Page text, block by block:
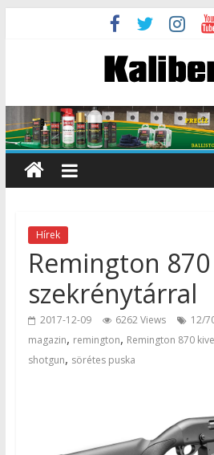
Hírek
Remington
szekrénytárral
2017-12-09 6262 Views 12/
magazin, remington, Remington 870
shotgun, sörétes puska